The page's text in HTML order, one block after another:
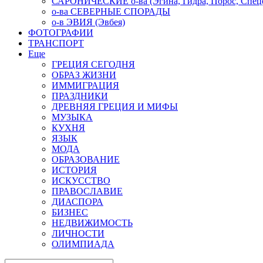
о-ва СЕВЕРНЫЕ СПОРАДЫ
о-в ЭВИЯ (Эвбея)
ФОТОГРАФИИ
ТРАНСПОРТ
Еще
ГРЕЦИЯ СЕГОДНЯ
ОБРАЗ ЖИЗНИ
ИММИГРАЦИЯ
ПРАЗДНИКИ
ДРЕВНЯЯ ГРЕЦИЯ И МИФЫ
МУЗЫКА
КУХНЯ
ЯЗЫК
МОДА
ОБРАЗОВАНИЕ
ИСТОРИЯ
ИСКУССТВО
ПРАВОСЛАВИЕ
ДИАСПОРА
БИЗНЕС
НЕДВИЖИМОСТЬ
ЛИЧНОСТИ
ОЛИМПИАДА